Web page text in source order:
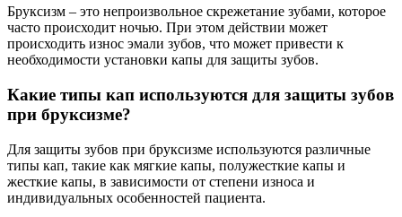
Бруксизм – это непроизвольное скрежетание зубами, которое
часто происходит ночью. При этом действии может
происходить износ эмали зубов, что может привести к
необходимости установки капы для защиты зубов.
Какие типы кап используются для защиты зубов
при бруксизме?
Для защиты зубов при бруксизме используются различные
типы кап, такие как мягкие капы, полужесткие капы и
жесткие капы, в зависимости от степени износа и
индивидуальных особенностей пациента.